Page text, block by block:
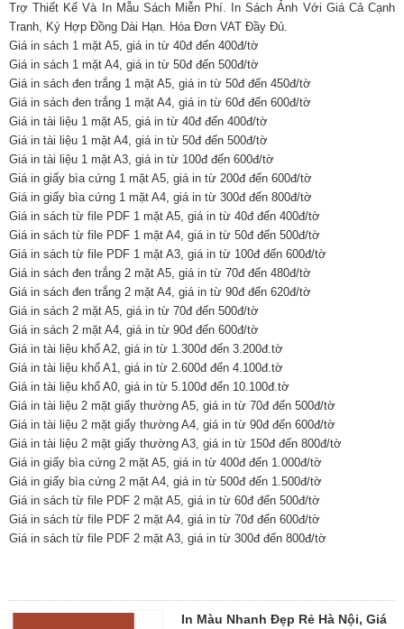
Trợ Thiết Kế Và In Mẫu Sách Miễn Phí. In Sách Ảnh Với Giá Cả Cạnh
Tranh, Ký Hợp Đồng Dài Hạn. Hóa Đơn VAT Đầy Đủ.
Giá in sách 1 mặt A5, giá in từ 40đ đến 400đ/tờ
Giá in sách 1 mặt A4, giá in từ 50đ đến 500đ/tờ
Giá in sách đen trắng 1 mặt A5, giá in từ 50đ đến 450đ/tờ
Giá in sách đen trắng 1 mặt A4, giá in từ 60đ đến 600đ/tờ
Giá in tài liệu 1 mặt A5, giá in từ 40đ đến 400đ/tờ
Giá in tài liệu 1 mặt A4, giá in từ 50đ đến 500đ/tờ
Giá in tài liệu 1 mặt A3, giá in từ 100đ đến 600đ/tờ
Giá in giấy bìa cứng 1 mặt A5, giá in từ 200đ đến 600đ/tờ
Giá in giấy bìa cứng 1 mặt A4, giá in từ 300đ đến 800đ/tờ
Giá in sách từ file PDF 1 mặt A5, giá in từ 40đ đến 400đ/tờ
Giá in sách từ file PDF 1 mặt A4, giá in từ 50đ đến 500đ/tờ
Giá in sách từ file PDF 1 mặt A3, giá in từ 100đ đến 600đ/tờ
Giá in sách đen trắng 2 mặt A5, giá in từ 70đ đến 480đ/tờ
Giá in sách đen trắng 2 mặt A4, giá in từ 90đ đến 620đ/tờ
Giá in sách 2 mặt A5, giá in từ 70đ đến 500đ/tờ
Giá in sách 2 mặt A4, giá in từ 90đ đến 600đ/tờ
Giá in tài liệu khổ A2, giá in từ 1.300đ đến 3.200đ.tờ
Giá in tài liệu khổ A1, giá in từ 2.600đ đến 4.100đ.tờ
Giá in tài liệu khổ A0, giá in từ 5.100đ đến 10.100đ.tờ
Giá in tài liệu 2 mặt giấy thường A5, giá in từ 70đ đến 500đ/tờ
Giá in tài liệu 2 mặt giấy thường A4, giá in từ 90đ đến 600đ/tờ
Giá in tài liệu 2 mặt giấy thường A3, giá in từ 150đ đến 800đ/tờ
Giá in giấy bìa cứng 2 mặt A5, giá in từ 400đ đến 1.000đ/tờ
Giá in giấy bìa cứng 2 mặt A4, giá in từ 500đ đến 1.500đ/tờ
Giá in sách từ file PDF 2 mặt A5, giá in từ 60đ đến 500đ/tờ
Giá in sách từ file PDF 2 mặt A4, giá in từ 70đ đến 600đ/tờ
Giá in sách từ file PDF 2 mặt A3, giá in từ 300đ đến 800đ/tờ
In Màu Nhanh Đẹp Rẻ Hà Nội, Giá